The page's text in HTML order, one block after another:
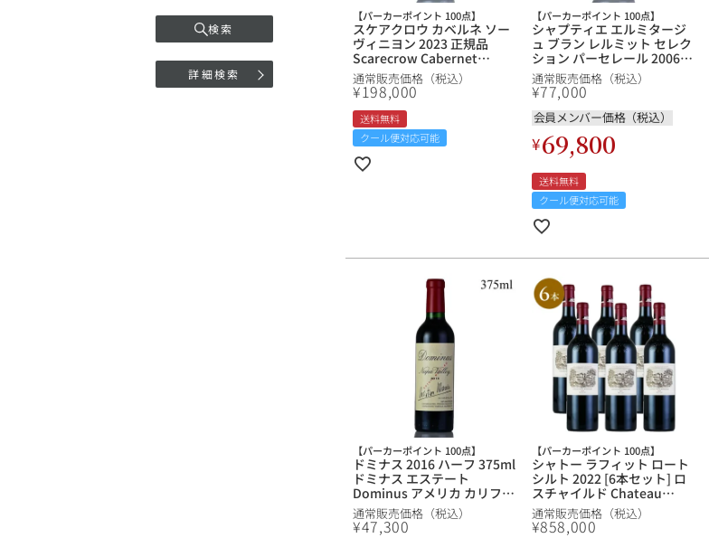
オーパス・ワン
検索
詳細検索
【パーカーポイント 100点】
スケアクロウ カベルネ ソー
ヴィニヨン 2023 正規品
Scarecrow Cabernet
Sauvignon アメリカ カリフ
ォルニア 赤ワイン 新入荷
通常販売価格（税込）
¥198,000
送料無料
クール便対応可能
【パーカーポイント 100点】
シャプティエ エルミタージ
ュ ブラン レルミット セレク
ション パーセレール 2006
Chapoutier Ermitage Blanc
l'Ermite フランス ローヌ 白
ワイン 新入荷
通常販売価格（税込）
¥77,000
会員メンバー価格（税込）
¥69,800
送料無料
クール便対応可能
【パーカーポイント 100点】
ドミナス 2016 ハーフ 375ml
ドミナス エステート
Dominus アメリカ カリフォ
ルニア 赤ワイン
通常販売価格（税込）
¥47,300
【パーカーポイント 100点】
シャトー ラフィット ロート
シルト 2022 [6本セット] ロ
スチャイルド Chateau
Lafite Rothschild フランス
ボルドー 赤ワイン
通常販売価格（税込）
¥858,000